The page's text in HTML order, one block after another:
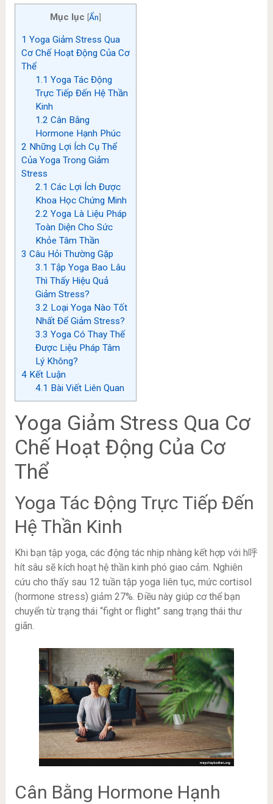
Mục lục [Ẩn]
1 Yoga Giảm Stress Qua
Cơ Chế Hoạt Động Của Cơ
Thể
1.1 Yoga Tác Động
Trực Tiếp Đến Hệ Thần
Kinh
1.2 Cân Bằng
Hormone Hạnh Phúc
2 Những Lợi Ích Cụ Thể
Của Yoga Trong Giảm
Stress
2.1 Các Lợi Ích Được
Khoa Học Chứng Minh
2.2 Yoga Là Liệu Pháp
Toàn Diện Cho Sức
Khỏe Tâm Thần
3 Câu Hỏi Thường Gặp
3.1 Tập Yoga Bao Lâu
Thì Thấy Hiệu Quả
Giảm Stress?
3.2 Loại Yoga Nào Tốt
Nhất Để Giảm Stress?
3.3 Yoga Có Thay Thế
Được Liệu Pháp Tâm
Lý Không?
4Kết Luận
4.1 Bài Viết Liên Quan
Yoga Giảm Stress Qua Cơ
Chế Hoạt Động Của Cơ
Thể
Yoga Tác Động Trực Tiếp Đến
Hệ Thần Kinh
Khi bạn tập yoga, các động tác nhịp nhàng kết hợp với h呼
hít sâu sẽ kích hoạt hệ thần kinh phó giao cảm. Nghiên
cứu cho thấy sau 12 tuần tập yoga liên tục, mức cortisol
(hormone stress) giảm 27%. Điều này giúp cơ thể bạn
chuyển từ trạng thái “fight or flight” sang trạng thái thư
giãn.
Cân Bằng Hormone Hạnh